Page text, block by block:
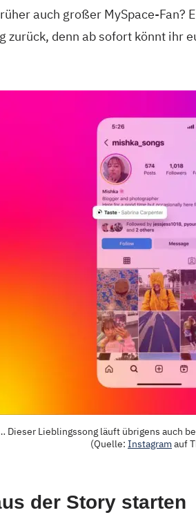
auch großer MySpace-
zurück, denn ab sofort könnt ihr
Dieser Lieblingssong läuft übrigens auch
(Quelle: Instagramauf
der Story starten